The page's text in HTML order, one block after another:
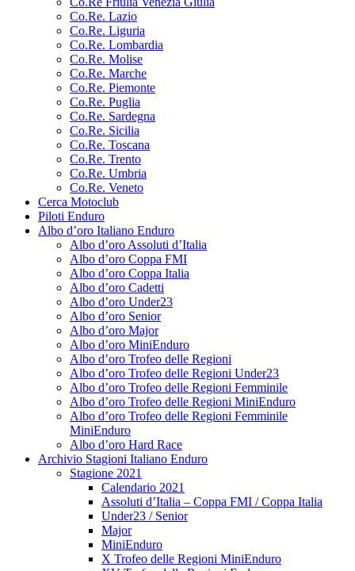
Co.Re. Lazio
Co.Re. Liguria
Co.Re. Lombardia
Co.Re. Molise
Co.Re. Marche
Co.Re. Piemonte
Co.Re. Puglia
Co.Re. Sardegna
Co.Re. Sicilia
Co.Re. Toscana
Co.Re. Trento
Co.Re. Umbria
Co.Re. Veneto
Cerca Motoclub
Piloti Enduro
Albo d’oro Italiano Enduro
Albo d’oro Assoluti d’Italia
Albo d’oro Coppa FMI
Albo d’oro Coppa Italia
Albo d’oro Cadetti
Albo d’oro Under23
Albo d’oro Senior
Albo d’oro Major
Albo d’oro MiniEnduro
Albo d’oro Trofeo delle Regioni
Albo d’oro Trofeo delle Regioni Under23
Albo d’oro Trofeo delle Regioni Femminile
Albo d’oro Trofeo delle Regioni MiniEnduro
Albo d’oro Trofeo delle Regioni Femminile
MiniEnduro
Albo d’oro Hard Race
Archivio Stagioni Italiano Enduro
Stagione 2021
Calendario 2021
Assoluti d’Italia – Coppa FMI / Coppa Italia
Under23 / Senior
Major
MiniEnduro
X Trofeo delle Regioni MiniEnduro